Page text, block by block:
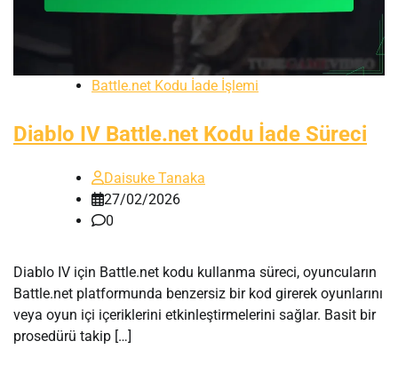
Battle.net Kodu İade İşlemi
Diablo IV Battle.net Kodu İade Süreci
Daisuke Tanaka
27/02/2026
0
Diablo IV için Battle.net kodu kullanma süreci, oyuncuların
Battle.net platformunda benzersiz bir kod girerek oyunlarını
veya oyun içi içeriklerini etkinleştirmelerini sağlar. Basit bir
prosedürü takip […]